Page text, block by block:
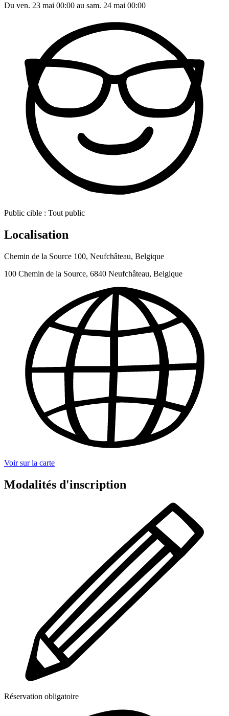
Du ven. 23 mai 00:00 au sam. 24 mai 00:00
Public cible : Tout public
Localisation
Chemin de la Source 100, Neufchâteau, Belgique
100 Chemin de la Source, 6840 Neufchâteau, Belgique
Voir sur la carte
Modalités d'inscription
Réservation obligatoire